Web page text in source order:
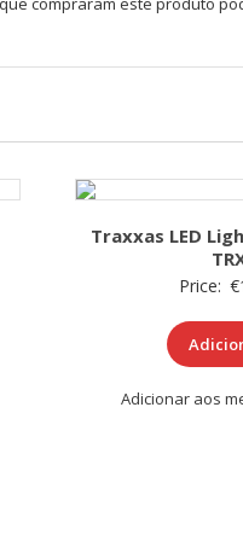
Traxxas LED
Price: €
Adicionar aos